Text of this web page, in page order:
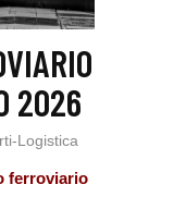
2026
Logistica
ferroviario